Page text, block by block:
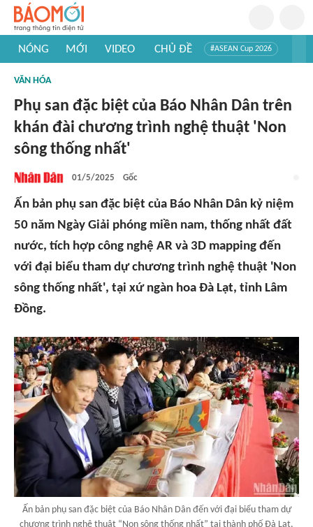
NÓNG MỚI VIDEO CHỦ ĐỀ #ASEAN Cup 2026
#Khám phá thế giới
VĂN HÓA
Phụ san đặc biệt của Báo Nhân Dân trên
khán đài chương trình nghệ thuật 'Non
sông thống nhất'
01/5/2025 Gốc
Ấn bản phụ san đặc biệt của Báo Nhân Dân kỷ niệm
50 năm Ngày Giải phóng miền nam, thống nhất đất
nước, tích hợp công nghệ AR và 3D mapping đến
với đại biểu tham dự chương trình nghệ thuật 'Non
sông thống nhất', tại xứ ngàn hoa Đà Lạt, tỉnh Lâm
Đồng.
Ấn bản phụ san đặc biệt của Báo Nhân Dân đến với đại biểu tham dự
chương trình nghệ thuật “Non sông thống nhất” tại thành phố Đà Lạt,